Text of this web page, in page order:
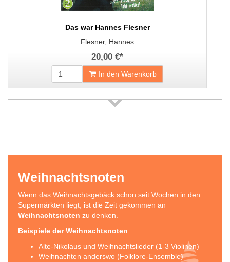
Das war Hannes Flesner
Flesner, Hannes
20,00 €*
In den Warenkorb
Weihnachtsnoten
Wenn das Weihnachtsgebäck schon seit Wochen in den
Supermärkten liegt, ist die Zeit gekommen an
Weihnachtsnoten zu denken.
Beispiele der Weihnachtsnoten
Alte-Nikolaus und Weihnachtslieder (1-3 Violinen)
Weihnachten anderswo (Folklore-Ensemble)